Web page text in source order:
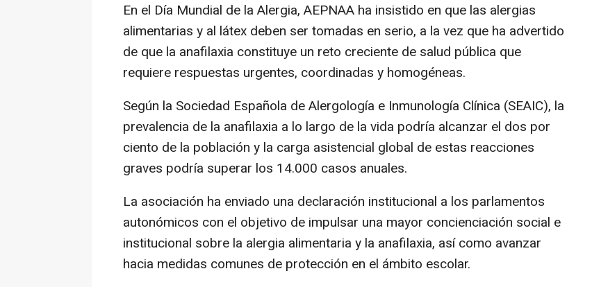
En el Día Mundial de la Alergia, AEPNAA ha insistido en que las alergias
alimentarias y al látex deben ser tomadas en serio, a la vez que ha advertido
de que la anafilaxia constituye un reto creciente de salud pública que
requiere respuestas urgentes, coordinadas y homogéneas.
Según la Sociedad Española de Alergología e Inmunología Clínica (SEAIC), la
prevalencia de la anafilaxia a lo largo de la vida podría alcanzar el dos por
ciento de la población y la carga asistencial global de estas reacciones
graves podría superar los 14.000 casos anuales.
La asociación ha enviado una declaración institucional a los parlamentos
autonómicos con el objetivo de impulsar una mayor concienciación social e
institucional sobre la alergia alimentaria y la anafilaxia, así como avanzar
hacia medidas comunes de protección en el ámbito escolar.